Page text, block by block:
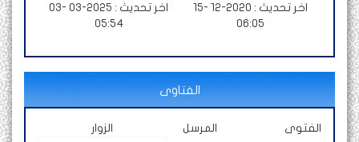
اخر تحديث :
2020-12 -15
06:05
اخر تحديث :
2025-03 -03
05:54
الفتاوى
الفتوى المرسل الزوار